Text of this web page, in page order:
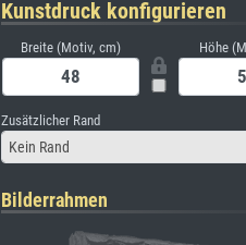
Kunstdruck konfigurieren
Breite (Motiv, cm) Höhe
Zusätzlicher Rand
Kein Rand
Bilderrahmen